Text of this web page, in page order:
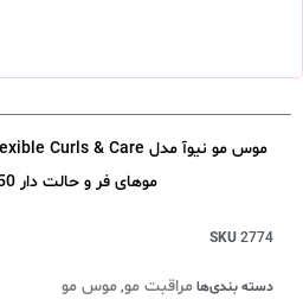
موهای فر و حالت دار 150 میلی لیتر
SKU2774
دسته بندی‌هامراقبت مو,موس مو